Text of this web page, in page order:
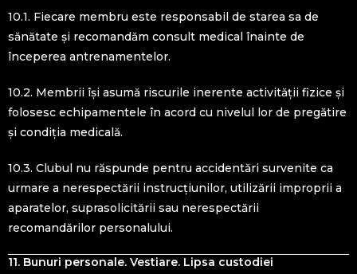
10.1. Fiecare membru este responsabil de starea sa de
sănătate și recomandăm consult medical înainte de
începerea antrenamentelor.
10.2. Membrii își asumă riscurile inerente activității fizice și
folosesc echipamentele în acord cu nivelul lor de pregătire
și condiția medicală.
10.3. Clubul nu răspunde pentru accidentări survenite ca
urmare a nerespectării instrucțiunilor, utilizării improprii a
aparatelor, suprasolicitării sau nerespectării
recomandărilor personalului.
11. Bunuri personale. Vestiare. Lipsa custodiei